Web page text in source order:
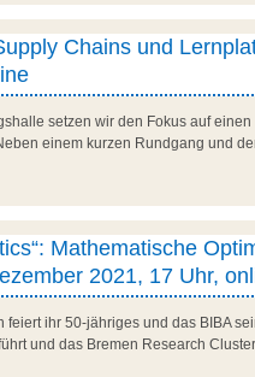
Chains und
setzen wir den Fokus auf
einem kurzen Rundgang und
Mathematische
2021, 17 Uhr,
ihr 50-jähriges und das BIBA
und das Bremen Research